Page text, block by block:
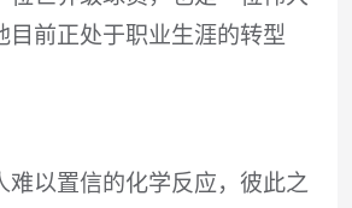
目前正处于职业生涯的转型
难以置信的化学反应，彼此之